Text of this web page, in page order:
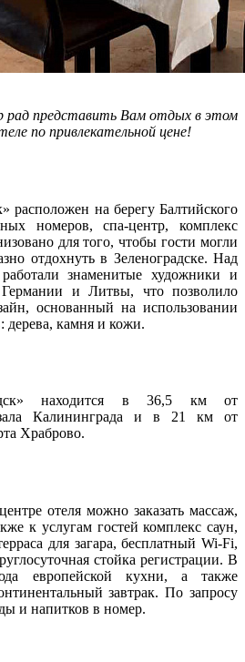
рад представить Вам отдых в этом
по привлекательной цене!
расположен на берегу Балтийского
номеров, спа-центр, комплекс
для того, чтобы гости могли
отдохнуть в Зеленоградске. Над
знаменитые художники и
и Литвы, что позволило
основанный на использовании
дерева, камня и кожи.
находится в 36,5 км от
Калининграда и в 21 км от
Храброво.
отеля можно заказать массаж,
к услугам гостей комплекс саун,
для загара, бесплатный Wi-Fi,
стойка регистрации. В
европейской кухни, а также
завтрак. По запросу
и напитков в номер.